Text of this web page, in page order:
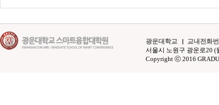
광운대학교
교내전화
서울시 노원구 광운로20 (
Copyright ⓒ 2016